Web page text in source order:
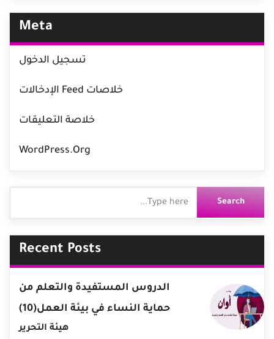
Meta
تسجيل الدخول
خلاصات Feed الإدخالات
خلاصة التعليقات
WordPress.org
Recent Posts
الدروس المستفيدة والتعلم من
حماية النساء في بيئة العمل(10)
هيئة التحرير